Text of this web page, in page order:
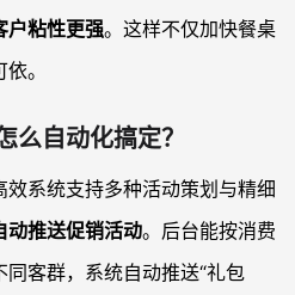
户粘性更强。这样不仅加快餐桌
。
么自动化搞定？
系统支持多种活动策划与精细
动推送促销活动。后台能按消费
客群，系统自动推送“礼包